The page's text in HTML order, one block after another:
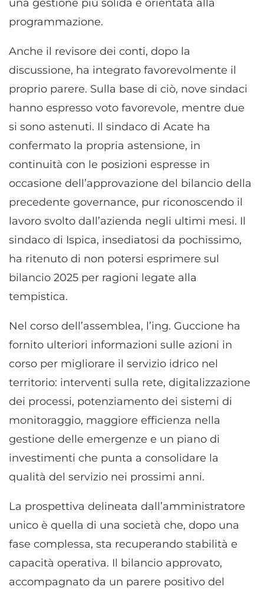
una gestione più solida e orientata alla
programmazione.
Anche il revisore dei conti, dopo la
discussione, ha integrato favorevolmente il
proprio parere. Sulla base di ciò, nove sindaci
hanno espresso voto favorevole, mentre due
si sono astenuti. Il sindaco di Acate ha
confermato la propria astensione, in
continuità con le posizioni espresse in
occasione dell’approvazione del bilancio della
precedente governance, pur riconoscendo il
lavoro svolto dall’azienda negli ultimi mesi. Il
sindaco di Ispica, insediatosi da pochissimo,
ha ritenuto di non potersi esprimere sul
bilancio 2025 per ragioni legate alla
tempistica.
Nel corso dell’assemblea, l’ing. Guccione ha
fornito ulteriori informazioni sulle azioni in
corso per migliorare il servizio idrico nel
territorio: interventi sulla rete, digitalizzazione
dei processi, potenziamento dei sistemi di
monitoraggio, maggiore efficienza nella
gestione delle emergenze e un piano di
investimenti che punta a consolidare la
qualità del servizio nei prossimi anni.
La prospettiva delineata dall’amministratore
unico è quella di una società che, dopo una
fase complessa, sta recuperando stabilità e
capacità operativa. Il bilancio approvato,
accompagnato da un parere positivo del